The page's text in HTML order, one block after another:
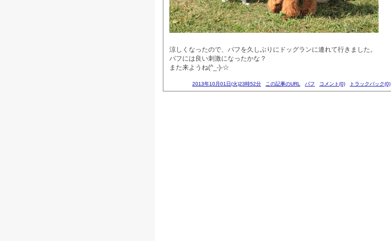
涼しくなったので、パフを久しぶりにドッグランに連れて行きました。
パフには良い刺激になったかな？
また来ようね(^_-)-☆
2013年10月01日(火)23時52分 この記事のURL パフ コメント(0) トラックバック(0)